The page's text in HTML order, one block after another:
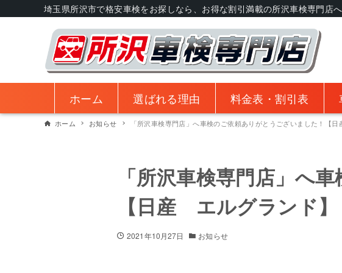
埼玉県所沢市で格安車検をお探しなら、お得な割引満載の所沢車検専門店
ホーム 選ばれる理由 料金表・割引表
ホーム お知らせ 「所沢車検専門店」へ車検のご依頼ありがとうございました！【
「所沢車検専門店」へ
【日産 エルグランド】
2021年10月27日 お知らせ